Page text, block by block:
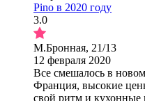
Pino в 2020 году
3.0
М.Бронная, 21/13
12 февраля 2020
Все смешалось в
Франция, высокие
свой ритм и кухонные